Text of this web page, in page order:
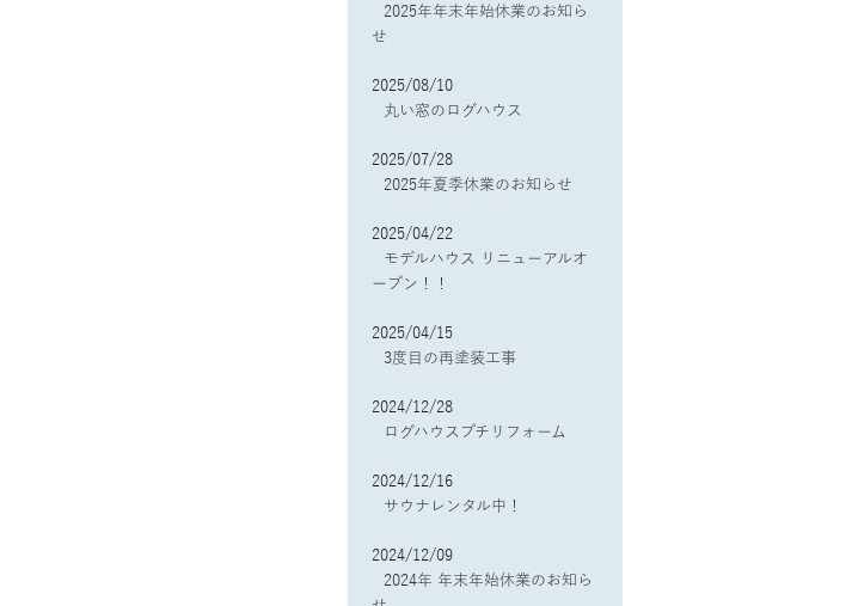
2025年年末年始休業のお知ら
せ
2025/08/10
丸い窓のログハウス
2025/07/28
2025年夏季休業のお知らせ
2025/04/22
モデルハウス リニューアルオ
ープン！！
2025/04/15
3度目の再塗装工事
2024/12/28
ログハウスプチリフォーム
2024/12/16
サウナレンタル中！
2024/12/09
2024年 年末年始休業のお知ら